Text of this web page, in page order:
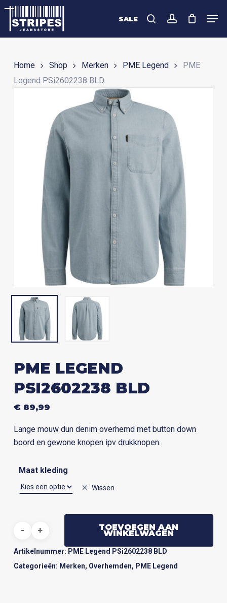
Skip
main
SALE searchaccount
Home Shop Merken PME Legend
PME
Legend PSi2602238 BLD
PME LEGEND
PSI2602238 BLD
€89,99
Lange mouw dun denim overhemd met button down
boord en gewone knopen ipv drukknopen.
Maat kleding
Wissen
TOEVOEGEN AAN
WINKELWAGEN
Artikelnummer: PME Legend PSi2602238 BLD
Categorieën: Merken, Overhemden, PME Legend